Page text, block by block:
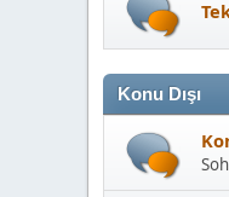
Konu Dışı